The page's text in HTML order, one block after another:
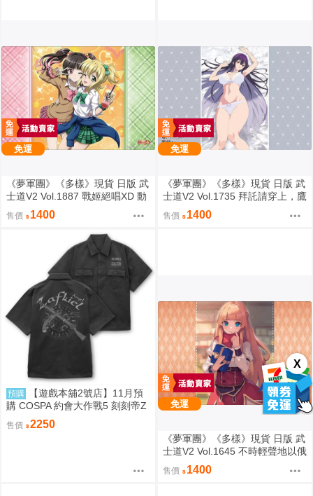
X
免運
《夢軍團》《多樣》現貨 日版 武
士道V2 Vol.1887 戰姬絕唱XD 動
漫桌墊 卡墊 調&切歌
售價 1400
免運
《夢軍團》《多樣》現貨 日版 武
士道V2 Vol.1735 拜託請穿上，鷹
峰同學 動漫桌墊 卡墊 鷹峰高嶺
售價 1400
預購
【遊戲本舖2號店】11月預
購 COSPA 約會大作戰5 刻刻帝Z
aphkiel 工作襯衫 0822
售價 2250
免運
《夢軍團》《多樣》現貨 日版 武
士道V2 Vol.1645 不時輕聲地以俄
語遮羞的鄰座艾莉同學 動漫桌墊
卡墊 全員
售價 1400